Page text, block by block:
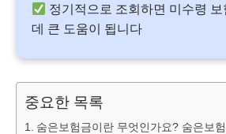
정기적으로 조회하면 미수령
데 큰 도움이 됩니다
중요한 목록
숨은보험금이란 무엇인가요? 숨은보